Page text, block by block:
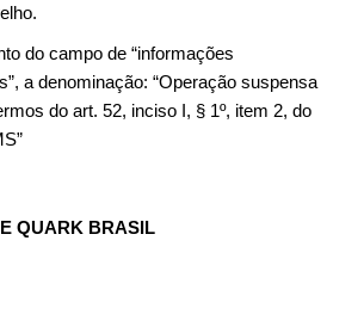
do campo de “informações
a denominação: “Operação suspensa
do art. 52, inciso I, § 1º, item 2, do
QUARK BRASIL